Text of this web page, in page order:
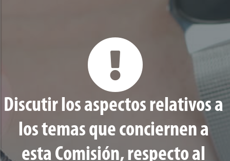
Discutir los aspectos relativos a
los temas que conciernen a
esta Comisión, respecto al